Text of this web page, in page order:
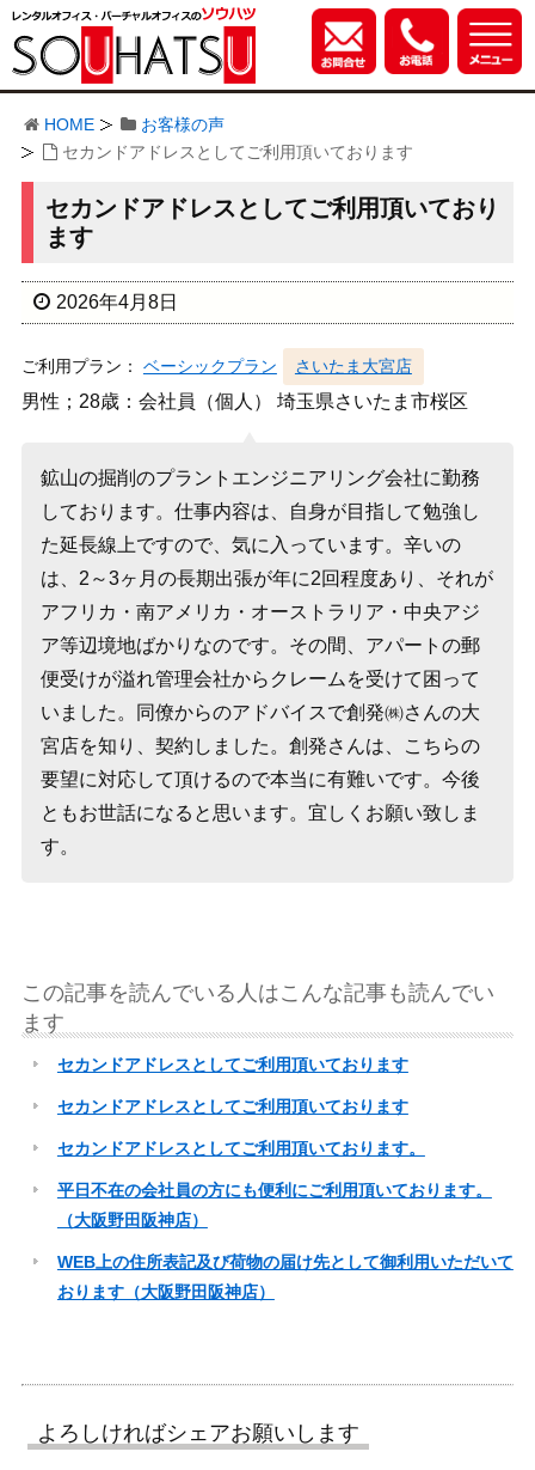
HOME
お客様の声
セカンドアドレスとしてご利用頂いております
セカンドアドレスとしてご利用頂いており
ます
2026年4月8日
ご利用プラン： ベーシックプラン さいたま大宮店
男性；28歳：会社員（個人） 埼玉県さいたま市桜区
鉱山の掘削のプラントエンジニアリング会社に勤務
しております。仕事内容は、自身が目指して勉強し
た延長線上ですので、気に入っています。辛いの
は、2～3ヶ月の長期出張が年に2回程度あり、それが
アフリカ・南アメリカ・オーストラリア・中央アジ
ア等辺境地ばかりなのです。その間、アパートの郵
便受けが溢れ管理会社からクレームを受けて困って
いました。同僚からのアドバイスで創発㈱さんの大
宮店を知り、契約しました。創発さんは、こちらの
要望に対応して頂けるので本当に有難いです。今後
ともお世話になると思います。宜しくお願い致しま
す。
この記事を読んでいる人はこんな記事も読んでい
ます
セカンドアドレスとしてご利用頂いております
セカンドアドレスとしてご利用頂いております
セカンドアドレスとしてご利用頂いております。
平日不在の会社員の方にも便利にご利用頂いております。
（大阪野田阪神店）
WEB上の住所表記及び荷物の届け先として御利用いただいて
おります（大阪野田阪神店）
よろしければシェアお願いします